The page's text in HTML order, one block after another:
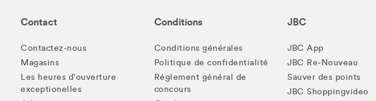
Contact
Contactez-nous
Magasins
Les heures d'ouverture
exceptionelles
Conditions
Conditions générales
Politique de confidentialité
Réglement général de
concours
JBC
JBC App
JBC Re-Nouveau
Sauver des points
JBC Shoppingvideo